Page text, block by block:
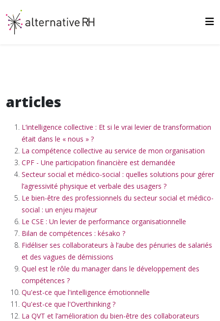
articles
L’intelligence collective : Et si le vrai levier de transformation
était dans le « nous » ?
La compétence collective au service de mon organisation
CPF - Une participation financière est demandée
Secteur social et médico-social : quelles solutions pour gérer
l’agressivité physique et verbale des usagers ?
Le bien-être des professionnels du secteur social et médico-
social : un enjeu majeur
Le CSE : Un levier de performance organisationnelle
Bilan de compétences : késako ?
Fidéliser ses collaborateurs à l’aube des pénuries de salariés
et des vagues de démissions
Quel est le rôle du manager dans le développement des
compétences ?
Qu'est-ce que l'intelligence émotionnelle
Qu'est-ce que l'Overthinking ?
La QVT et l’amélioration du bien-être des collaborateurs